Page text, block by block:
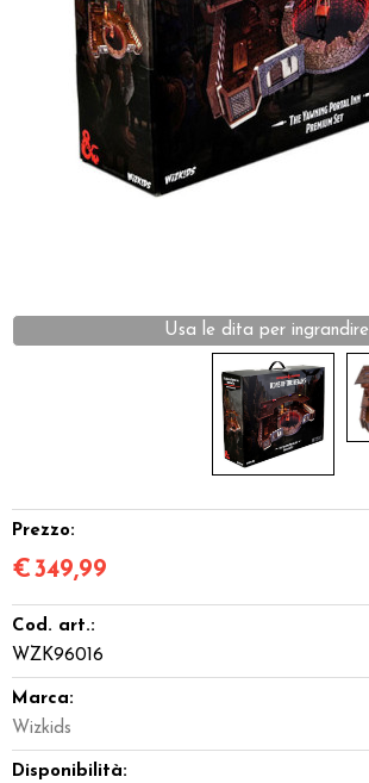
Miniature
Accessori
Giocattoli e Gadget
Usa le dita per ingrandire
Prezzo:
€349,99
Cod. art.:
WZK96016
Marca:
Wizkids
Disponibilità: